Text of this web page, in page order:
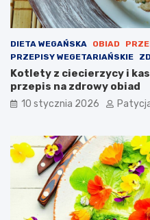
DIETA WEGAŃSKA OBIAD
PRZEPISY WEGETARIAŃSKIE
Kotlety z ciecierzycy i
przepis na zdrowy obiad
10 stycznia 2026